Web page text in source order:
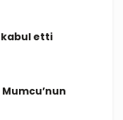
kabul etti